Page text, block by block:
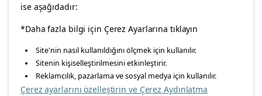
facebooktwitterinstagrampinterestyoutube
linkedin
Konumunuzu Seçin
İnternetten vereceğiniz siparişlerinizde size özel hizmet ve
içerikleri görebilmek için lütfen konumuzu seçin.
ise aşağıdadır:
*Daha fazla bilgi için Çerez Ayarlarına tıklayın
Site'nin nasıl kullanıldığını ölçmek için kullanılır.
Sitenin kişiselleştirilmesini etkinleştirir.
Reklamcılık, pazarlama ve sosyal medya için kullanılır.
Çerez ayarlarını özelleştirin ve Çerez Aydınlatma